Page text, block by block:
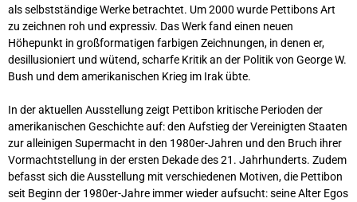
als selbstständige Werke betrachtet. Um 2000 wurde Pettibons Art
zu zeichnen roh und expressiv. Das Werk fand einen neuen
Höhepunkt in großformatigen farbigen Zeichnungen, in denen er,
desillusioniert und wütend, scharfe Kritik an der Politik von George W.
Bush und dem amerikanischen Krieg im Irak übte.
In der aktuellen Ausstellung zeigt Pettibon kritische Perioden der
amerikanischen Geschichte auf: den Aufstieg der Vereinigten Staaten
zur alleinigen Supermacht in den 1980er-Jahren und den Bruch ihrer
Vormachtstellung in der ersten Dekade des 21. Jahrhunderts. Zudem
befasst sich die Ausstellung mit verschiedenen Motiven, die Pettibon
seit Beginn der 1980er-Jahre immer wieder aufsucht: seine Alter Egos